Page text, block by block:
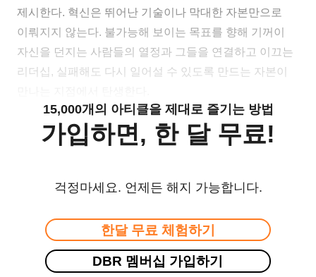
제시한다. 혁신은 뛰어난 기술이나 막대한 자본만으로
이뤄지지 않는다. 불가능해 보이는 목표를 향해 기꺼이
자신을 던지는 사람들의 열정과 그들을 연결하고 이끄는
리더십, 실패해도 다시 일어설 수 있도록 만드는 자본이
15,000개의 아티클을 제대로 즐기는 방법
가입하면, 한 달 무료!
걱정마세요. 언제든 해지 가능합니다.
한달 무료 체험하기
DBR 멤버십 가입하기